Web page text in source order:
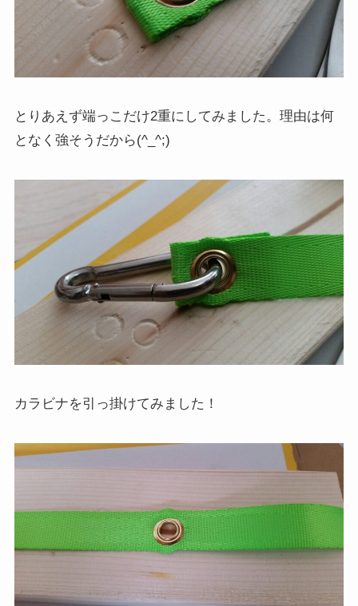
とりあえず端っこだけ2重にしてみました。理由は何
となく強そうだから(^_^;)
カラビナを引っ掛けてみました！